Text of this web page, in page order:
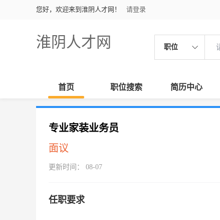
您好，欢迎来到淮阴人才网！ 请登录
淮阴人才网 职位
首页 职位搜索 简历中心
专业家装业务员
面议
更新时间： 08-07
任职要求